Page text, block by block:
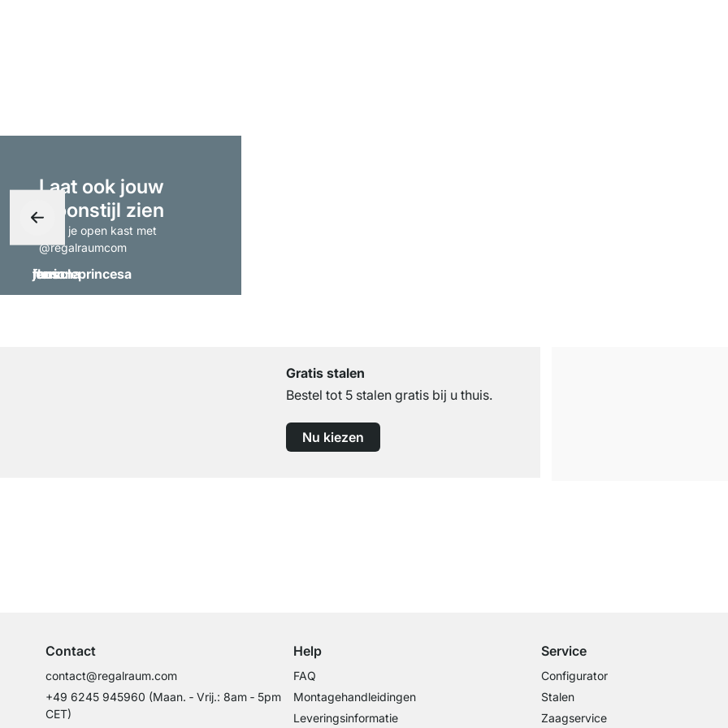
Laat ook jouw
woonstijl zien
- tag je open kast met
@regalraumcom
Gratis stalen
Bestel tot 5 stalen gratis bij u thuis.
Nu kiezen
Contact
contact@regalraum.com
+49 6245 945960 (Maan. ‑ Vrij.: 8am ‑ 5pm
CET)
Help
FAQ
Montagehandleidingen
Leveringsinformatie
Service
Configurator
Stalen
Zaagservice